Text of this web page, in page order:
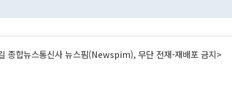
종합뉴스통신사 뉴스핌(Newspim), 무단 전재-재배포 금지>